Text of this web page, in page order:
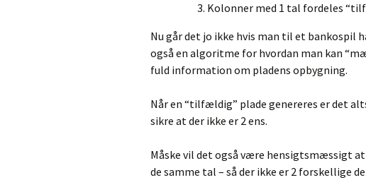
Kolonner med 1 tal fordeles
Nu går det jo ikke hvis man til et bankospil
også en algoritme for hvordan man kan
fuld information om pladens opbygning.
Når en “tilfældig” plade genereres er det
sikre at der ikke er 2 ens.
Måske vil det også være hensigtsmæssigt
de samme tal – så der ikke er 2 forskellige